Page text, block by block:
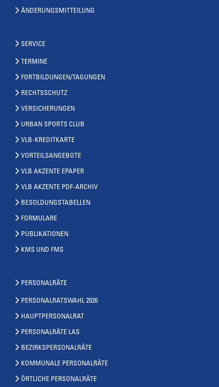
ÄNDERUNGSMITTEILUNG
SERVICE
TERMINE
FORTBILDUNGEN/TAGUNGEN
RECHTSSCHUTZ
VERSICHERUNGEN
URBAN SPORTS CLUB
VLB-KREDITKARTE
VORTEILSANGEBOTE
VLB AKZENTE EPAPER
VLB AKZENTE PDF-ARCHIV
BESOLDUNGSTABELLEN
FORMULARE
PUBLIKATIONEN
KMS UND FMS
PERSONALRÄTE
PERSONALRATSWAHL 2026
HAUPTPERSONALRAT
PERSONALRÄTE LAS
BEZIRKSPERSONALRÄTE
KOMMUNALE PERSONALRÄTE
ÖRTLICHE PERSONALRÄTE